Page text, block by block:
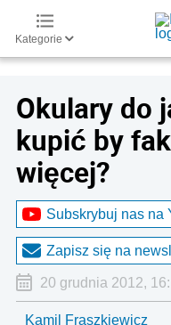
Kategorie
Okulary do
kupić by
więcej?
Subskrybuj nas na
Zapisz się na
20 grudnia 2012,
Kamil Fraszkiewicz